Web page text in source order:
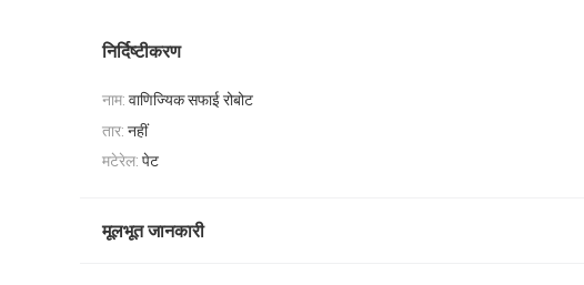
निर्दिष्टीकरण
नाम: वाणिज्यिक सफाई रोबोट
तार: नहीं
मटेरेल: पेट
मूलभूत जानकारी